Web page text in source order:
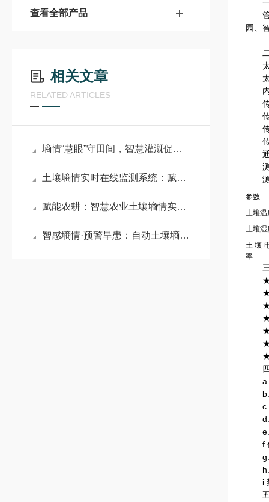
查看全部产品
相关文章
RELATED ARTICLES
墒情“慧眼”守田间，智慧灌溉促丰产——田间土壤墒情监测系统详解
土壤墒情实时在线监测系统：赋能智慧农业，守护沃土生机
赋能农耕：智慧农业土壤墒情实时在线监测站，筑牢精准灌溉与粮食安全防线
智感墒情·预警旱患：自动土壤墒情旱情监测预警系统赋能现代农业发展
一
管
园、
二
太
太
内
传
传
传
传
通
测
测
参数
土壤温
土壤湿
土壤
率
三
★单
★传
★传
★传
★传
★传
★传
四
a.传
b.多
c.传
d.传
e.传
f.传
g.
h.
i.禁
五